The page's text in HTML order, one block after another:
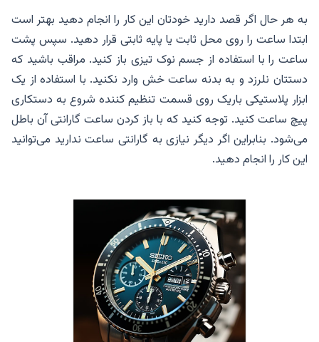
به هر حال اگر قصد دارید خودتان این کار را انجام دهید بهتر است
ابتدا ساعت را روی محل ثابت یا پایه ثابتی قرار دهید. سپس پشت
ساعت را با استفاده از جسم نوک تیزی باز کنید. مراقب باشید که
دستتان نلرزد و به بدنه ساعت خش وارد نکنید. با استفاده از یک
ابزار پلاستیکی باریک روی قسمت تنظیم کننده شروع به دستکاری
پیچ ساعت کنید. توجه کنید که با باز کردن ساعت گارانتی آن باطل
می‌شود. بنابراین اگر دیگر نیازی به گارانتی ساعت ندارید می‌توانید
این کار را انجام دهید.